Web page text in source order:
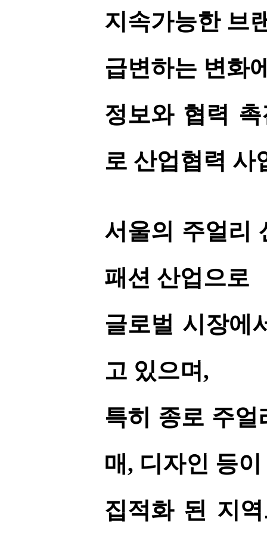
지속가능한 브
급변하는 변화
정보와 협력
로 산업협력 사
서울의 주얼리
패션 산업으로
글로벌 시장에
고 있으며,
특히 종로 주얼
매, 디자인 등이
집적화 된 지